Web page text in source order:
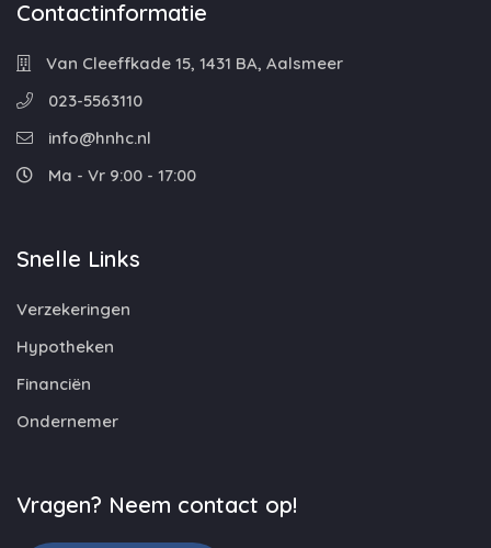
Contactinformatie
Van Cleeffkade 15, 1431 BA, Aalsmeer
023-5563110
info@hnhc.nl
Ma - Vr 9:00 - 17:00
Snelle Links
Verzekeringen
Hypotheken
Financiën
Ondernemer
Vragen? Neem contact op!